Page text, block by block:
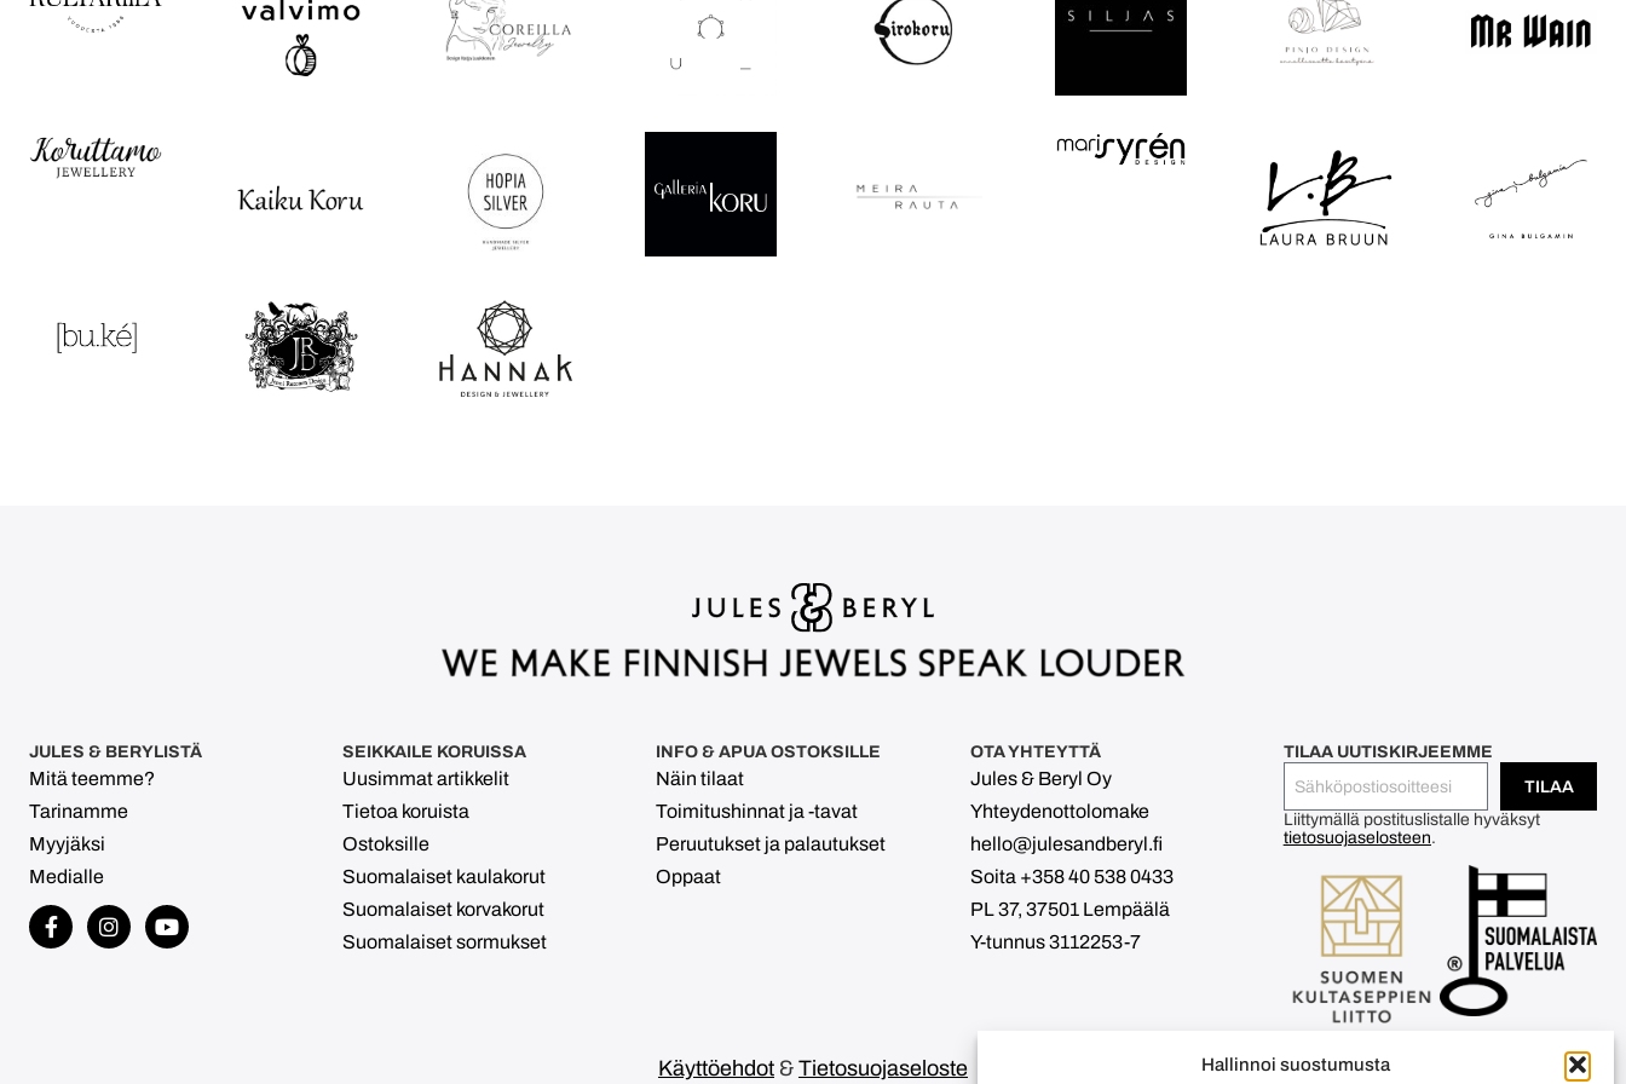
Hallinnoi suostumusta
JULES & BERYLISTÄ
Mitä teemme?
Tarinamme
Myyjäksi
Medialle
SEIKKAILE KORUISSA
Uusimmat artikkelit
Tietoa koruista
Ostoksille
Suomalaiset kaulakorut
Suomalaiset korvakorut
Suomalaiset sormukset
INFO & APUA OSTOKSILLE
Näin tilaat
Toimitushinnat ja -tavat
Peruutukset ja palautukset
Oppaat
OTA YHTEYTTÄ
Jules & Beryl Oy
Yhteydenottolomake
hello@julesandberyl.fi
Soita +358 40 538 0433
PL 37, 37501 Lempäälä
Y-tunnus 3112253-7
TILAA UUTISKIRJEEMME
TILAA
Liittymällä postituslistalle hyväksyt
tietosuojaselosteen.
Käyttöehdot & Tietosuojaseloste